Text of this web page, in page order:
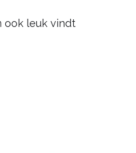
ook leuk vindt